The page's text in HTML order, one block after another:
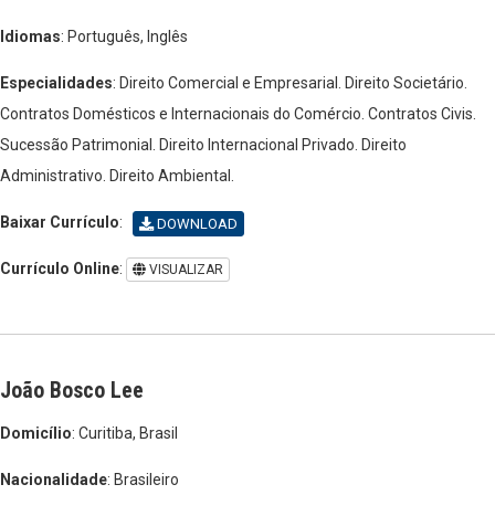
Idiomas: Português, Inglês
Especialidades: Direito Comercial e Empresarial. Direito Societário.
Contratos Domésticos e Internacionais do Comércio. Contratos Civis.
Sucessão Patrimonial. Direito Internacional Privado. Direito
Administrativo. Direito Ambiental.
Baixar Currículo: DOWNLOAD
Currículo Online: VISUALIZAR
João Bosco Lee
Domicílio: Curitiba, Brasil
Nacionalidade: Brasileiro